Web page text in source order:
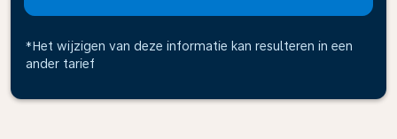
*Het wijzigen van deze informatie kan resulteren in een
ander tarief